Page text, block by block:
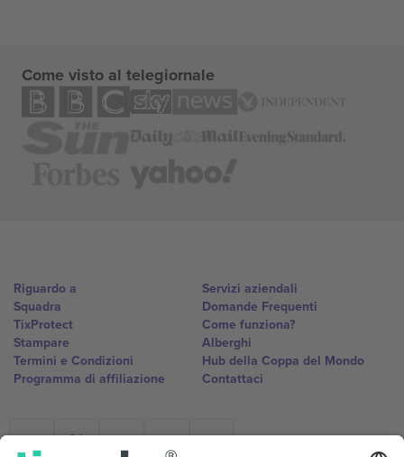
Come visto al telegiornale
Riguardo a
Squadra
TixProtect
Stampare
Termini e Condizioni
Programma di affiliazione
Servizi aziendali
Domande Frequenti
Come funziona?
Alberghi
Hub della Coppa del Mondo
Contattaci